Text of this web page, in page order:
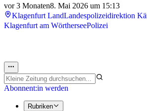
vor 3 Monaten8. Mai 2026 um 15:13
Klagenfurt LandLandespolizeidirektion
Klagenfurt am WörtherseePolizei
Abonnent:in werden
Rubriken